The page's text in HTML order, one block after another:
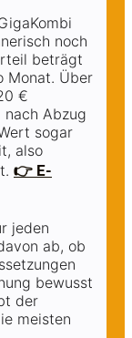
noch
beträgt
Monat. Über
€
nach Abzug
sogar
also
👉 E-
jeden
ab, ob
bewusst
der
meisten